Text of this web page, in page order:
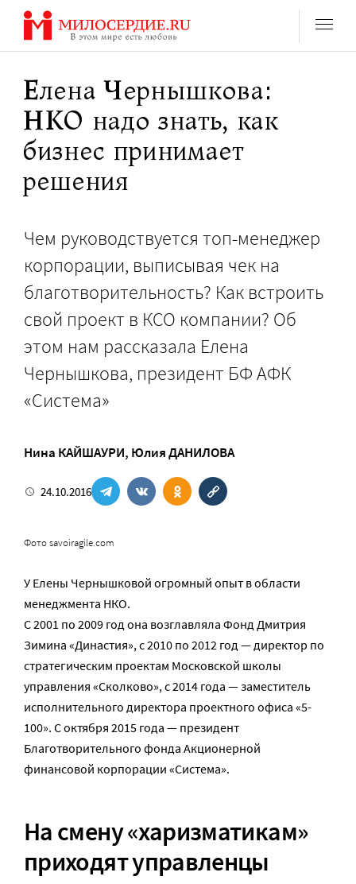
Перейти
содержанию
Елена Чернышкова:
НКО надо знать, как
бизнес принимает
решения
Чем руководствуется топ-менеджер
корпорации, выписывая чек на
благотворительность? Как встроить
свой проект в КСО компании? Об
этом нам рассказала Елена
Чернышкова, президент БФ АФК
«Система»
Нина КАЙШАУРИ, Юлия ДАНИЛОВА
24.10.2016
Фото savoiragile.com
У Елены Чернышковой огромный опыт в области
менеджмента НКО.
С 2001 по 2009 год она возглавляла Фонд Дмитрия
Зимина «Династия», с 2010 по 2012 год — директор по
стратегическим проектам Московской школы
управления «Сколково», с 2014 года — заместитель
исполнительного директора проектного офиса «5-
100». С октября 2015 года — президент
Благотворительного фонда Акционерной
финансовой корпорации «Система».
На смену «харизматикам»
приходят управленцы